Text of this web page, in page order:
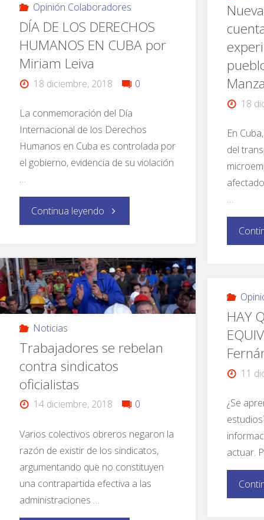
18
En
del
…
Opinión Colaboradores
DÍA DE LOS DERECHOS
HUMANOS EN CUBA por
Miriam Leiva
18 diciembre, 2018 0
La conmemoración del Día
Internacional de los Derechos
Humanos en Cuba es controlada por
el gobierno, evidencia de su violación
…
Continua leyendo
Noticias
Trabajadores se rebelan
contra sindicatos
oficialistas
14 diciembre, 2018 0
Varios colectivos obreros negaron la
razón de existir de los sindicatos,
argumentando que no constituyen
una contrapartida efectiva a las
administraciones …
HAY
11
¿Se
actuar.